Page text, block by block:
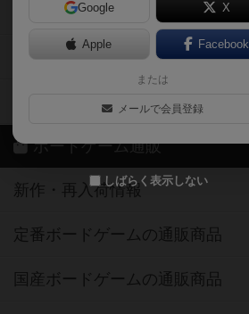
Google X
Apple Facebook
または
メールで会員登録
しばらく表示しない
ボドとも・会員一覧
ボードゲーム業界コラム
ボドゲーマご利用案内
ボードゲーム通販
新作・再入荷情報
定番ボードゲームの通販商品
国産ボードゲームの通販商品